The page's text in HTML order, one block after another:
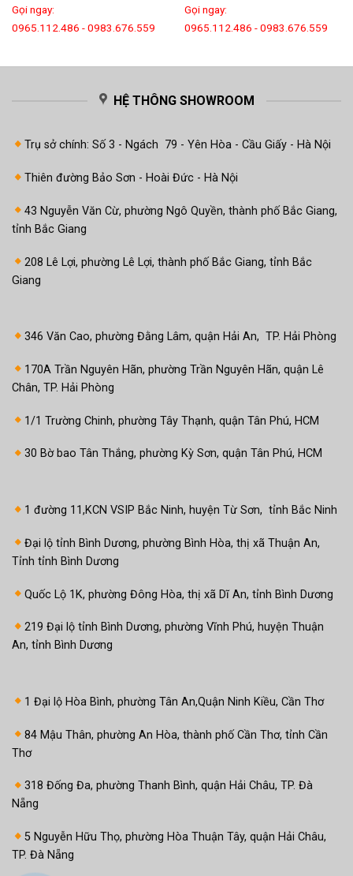
Gọi ngay:
0965.112.486 -0983.676.559
Gọi ngay:
0965.112.486 -0983.676.559
HỆ THÔNG SHOWROOM
Trụ sở chính: Số 3 - Ngách 79 - Yên Hòa - Cầu Giấy - Hà Nội
Thiên đường Bảo Sơn - Hoài Đức - Hà Nội
43 Nguyễn Văn Cừ, phường Ngô Quyền, thành phố Bắc Giang,
tỉnh Bắc Giang
208 Lê Lợi, phường Lê Lợi, thành phố Bắc Giang, tỉnh Bắc
Giang
346 Văn Cao, phường Đằng Lâm, quận Hải An, TP. Hải Phòng
170A Trần Nguyên Hãn, phường Trần Nguyên Hãn, quận Lê
Chân, TP. Hải Phòng
1/1 Trường Chinh, phường Tây Thạnh, quận Tân Phú, HCM
30 Bờ bao Tân Thắng, phường Kỳ Sơn, quận Tân Phú, HCM
1 đường 11,KCN VSIP Bắc Ninh, huyện Từ Sơn, tỉnh Bắc Ninh
Đại lộ tỉnh Bình Dương, phường Bình Hòa, thị xã Thuận An,
Tỉnh tỉnh Bình Dương
Quốc Lộ 1K, phường Đông Hòa, thị xã Dĩ An, tỉnh Bình Dương
219 Đại lộ tỉnh Bình Dương, phường Vĩnh Phú, huyện Thuận
An, tỉnh Bình Dương
1 Đại lộ Hòa Bình, phường Tân An,Quận Ninh Kiều, Cần Thơ
84 Mậu Thân, phường An Hòa, thành phố Cần Thơ, tỉnh Cần
Thơ
318 Đống Đa, phường Thanh Bình, quận Hải Châu, TP. Đà
Nẵng
5 Nguyễn Hữu Thọ, phường Hòa Thuận Tây, quận Hải Châu,
TP. Đà Nẵng